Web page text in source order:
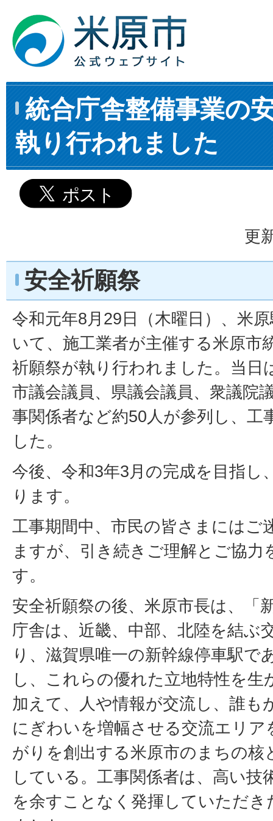
統合庁舎整備事業の
執り行われました
更
安全祈願祭
令和元年8月29日（木曜日）、米
いて、施工業者が主催する米原市
祈願祭が執り行われました。当日
市議会議員、県議会議員、衆議院
事関係者など約50人が参列し、工
した。
今後、令和3年3月の完成を目指し
ります。
工事期間中、市民の皆さまにはご
ますが、引き続きご理解とご協力
す。
安全祈願祭の後、米原市長は、「
庁舎は、近畿、中部、北陸を結ぶ
り、滋賀県唯一の新幹線停車駅で
し、これらの優れた立地特性を生
加えて、人や情報が交流し、誰も
にぎわいを増幅させる交流エリア
がりを創出する米原市のまちの核
している。工事関係者は、高い技
を余すことなく発揮していただ